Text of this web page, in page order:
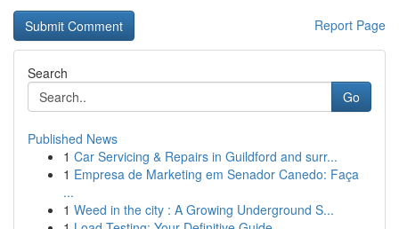
Report Page
Search
Go
Published News
1 Car Servicing & Repairs in Guildford and surr...
1 Empresa de Marketing em Senador Canedo: Faça
...
1 Weed in the city : A Growing Underground S...